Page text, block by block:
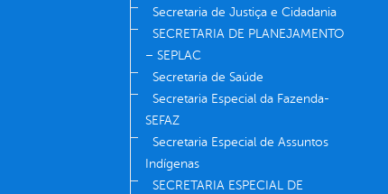
Secretaria de Justiça e Cidadania
SECRETARIA DE PLANEJAMENTO
– SEPLAC
Secretaria de Saúde
Secretaria Especial da Fazenda-
SEFAZ
Secretaria Especial de Assuntos
Indígenas
SECRETARIA ESPECIAL DE